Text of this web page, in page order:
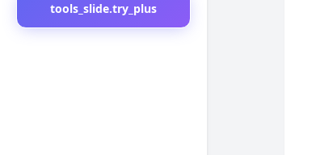
tools_slide.try_plus